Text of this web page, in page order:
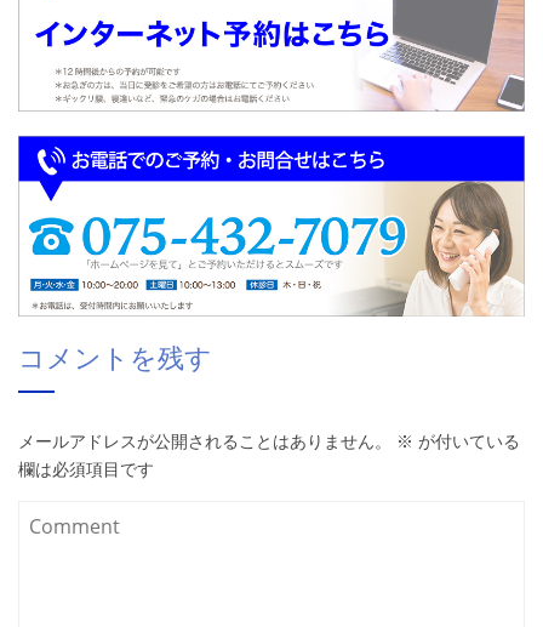
コメントを残す
メールアドレスが公開されることはありません。 ※ が付いている
欄は必須項目です